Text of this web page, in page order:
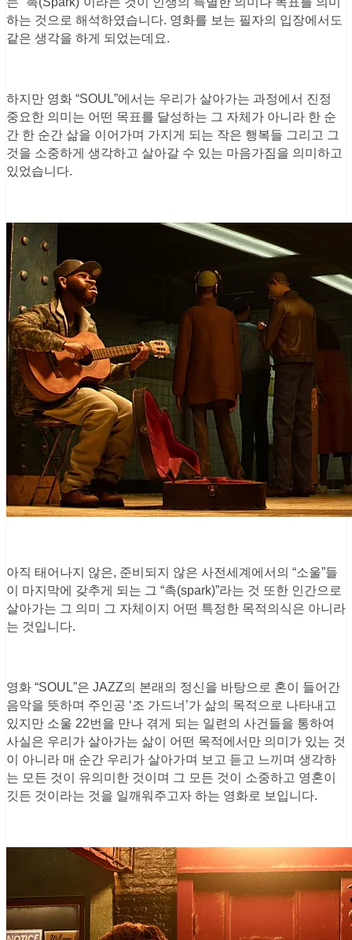
하는 것으로 해석하였습니다. 영화를 보는 필자의 입장에서도
같은 생각을 하게 되었는데요.
하지만 영화 “SOUL”에서는 우리가 살아가는 과정에서 진정
중요한 의미는 어떤 목표를 달성하는 그 자체가 아니라 한 순
간 한 순간 삶을 이어가며 가지게 되는 작은 행복들 그리고 그
것을 소중하게 생각하고 살아갈 수 있는 마음가짐을 의미하고
있었습니다.
아직 태어나지 않은, 준비되지 않은 사전세계에서의 “소울”들
이 마지막에 갖추게 되는 그 “촉(spark)”라는 것 또한 인간으로
살아가는 그 의미 그 자체이지 어떤 특정한 목적의식은 아니라
는 것입니다.
영화 “SOUL”은 JAZZ의 본래의 정신을 바탕으로 혼이 들어간
음악을 뜻하며 주인공 ‘조 가드너’가 삶의 목적으로 나타내고
있지만 소울 22번을 만나 겪게 되는 일련의 사건들을 통하여
사실은 우리가 살아가는 삶이 어떤 목적에서만 의미가 있는 것
이 아니라 매 순간 우리가 살아가며 보고 듣고 느끼며 생각하
는 모든 것이 유의미한 것이며 그 모든 것이 소중하고 영혼이
깃든 것이라는 것을 일깨워주고자 하는 영화로 보입니다.